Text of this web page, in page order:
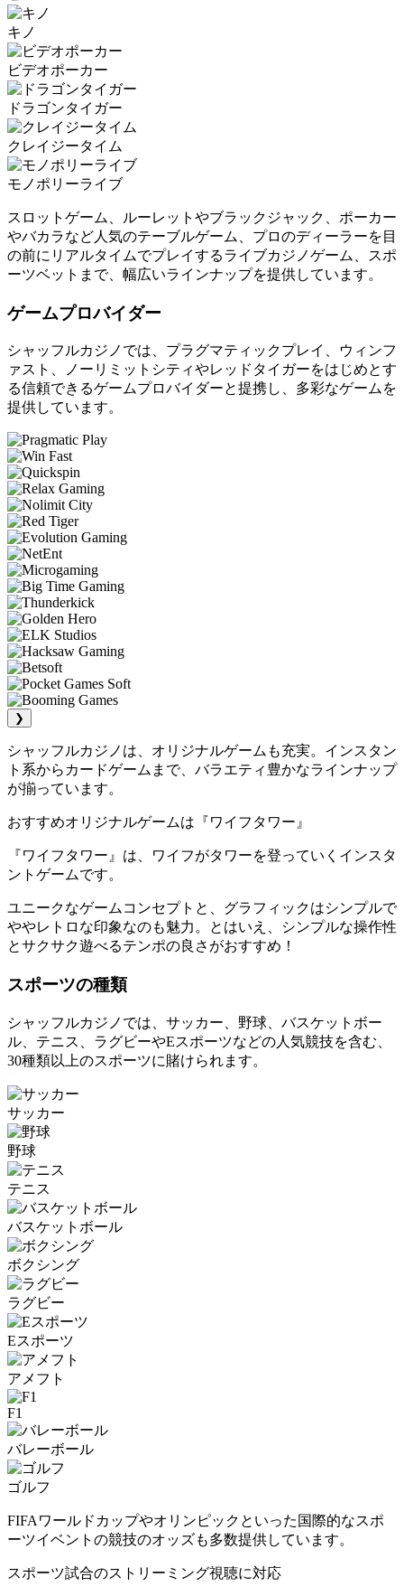
キノ
ビデオポーカー
ドラゴンタイガー
クレイジータイム
モノポリーライブ
スロットゲーム、ルーレットやブラックジャック、ポーカー
やバカラなど人気のテーブルゲーム、プロのディーラーを目
の前にリアルタイムでプレイするライブカジノゲーム、スポ
ーツベットまで、幅広いラインナップを提供しています。
ゲームプロバイダー
シャッフルカジノでは、プラグマティックプレイ、ウィンフ
ァスト、ノーリミットシティやレッドタイガーをはじめとす
る信頼できるゲームプロバイダーと提携し、多彩なゲームを
提供しています。
❯
シャッフルカジノは、オリジナルゲームも充実。インスタン
ト系からカードゲームまで、バラエティ豊かなラインナップ
が揃っています。
おすすめオリジナルゲームは『ワイフタワー』
『ワイフタワー』は、ワイフがタワーを登っていくインスタ
ントゲームです。
ユニークなゲームコンセプトと、グラフィックはシンプルで
ややレトロな印象なのも魅力。とはいえ、シンプルな操作性
とサクサク遊べるテンポの良さがおすすめ！
スポーツの種類
シャッフルカジノでは、サッカー、野球、バスケットボー
ル、テニス、ラグビーやEスポーツなどの人気競技を含む、
30種類以上のスポーツに賭けられます。
サッカー
野球
テニス
バスケットボール
ボクシング
ラグビー
Eスポーツ
アメフト
F1
バレーボール
ゴルフ
FIFAワールドカップやオリンピックといった国際的なスポ
ーツイベントの競技のオッズも多数提供しています。
スポーツ試合のストリーミング視聴に対応